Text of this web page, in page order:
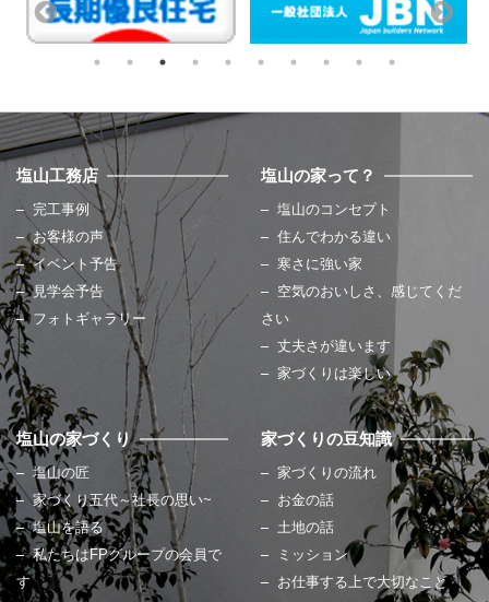
塩山工務店
完工事例
お客様の声
イベント予告
見学会予告
フォトギャラリー
塩山の家って？
塩山のコンセプト
住んでわかる違い
寒さに強い家
空気のおいしさ、感じてくだ
さい
丈夫さが違います
家づくりは楽しい
塩山の家づくり
塩山の匠
家づくり五代～社長の思い~
塩山を語る
私たちはFPグループの会員で
す
家づくりの豆知識
家づくりの流れ
お金の話
土地の話
ミッション
お仕事する上で大切なこと